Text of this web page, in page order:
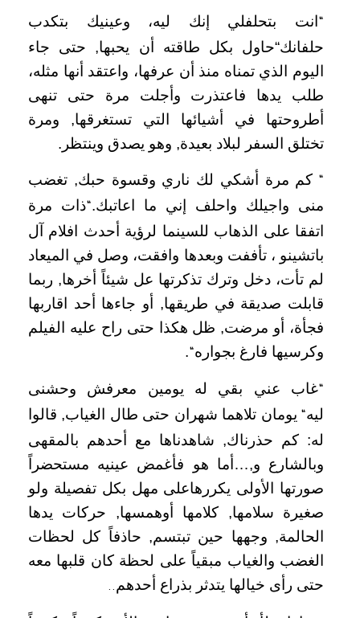
انت بتحلفلي إنك ليه، وعينيك بتكدب
حلفانك“حاول بكل طاقته أن يحبها, حتى جاء
اليوم الذي تمناه منذ أن عرفها، واعتقد أنها مثله،
طلب يدها فاعتذرت وأجلت مرة حتى تنهى
أطروحتها في أشيائها التي تستغرقها, ومرة
تختلق السفر لبلاد بعيدة, وهو يصدق وينتظر.
“ كم مرة أشكي لك ناري وقسوة حبك, تغضب
منى واجيلك واحلف إني ما اعاتبك.“ذات مرة
اتفقا على الذهاب للسينما لرؤية أحدث افلام آل
باتشينو ، تأففت وبعدها وافقت، وصل في الميعاد
لم تأت، دخل وترك تذكرتها عل شيئاً أخرها, ربما
قابلت صديقة في طريقها, أو جاءها أحد اقاربها
فجأة، أو مرضت, ظل هكذا حتى راح عليه الفيلم
وكرسيها فارغ بجواره“
.
غاب عني بقي له يومين معرفش وحشنى
ليه “يومان تلاهما شهران حتى طال الغياب, قالوا
له: كم حذرناك, شاهدناها مع أحدهم بالمقهى
وبالشارع و,…أما هو فأغمض عينيه مستحضراً
صورتها الأولى يكررهاعلى مهل بكل تفصيلة ولو
صغيرة سلامها, كلامها أوهمسها, حركات يدها
الحالمة, وجهها حين تبتسم, حاذفاً كل لحظات
الغضب والغياب مبقياً على لحظة كان قلبها معه
حتى رأى خيالها يتدثر بذراع أحدهم ..